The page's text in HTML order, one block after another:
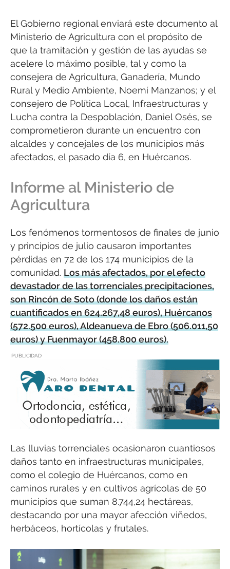
El Gobierno regional enviará este documento al
Ministerio de Agricultura con el propósito de
que la tramitación y gestión de las ayudas se
acelere lo máximo posible, tal y como la
consejera de Agricultura, Ganadería, Mundo
Rural y Medio Ambiente, Noemí Manzanos; y el
consejero de Política Local, Infraestructuras y
Lucha contra la Despoblación, Daniel Osés, se
comprometieron durante un encuentro con
alcaldes y concejales de los municipios más
afectados, el pasado día 6, en Huércanos.
Informe al Ministerio de
Agricultura
Los fenómenos tormentosos de finales de junio
y principios de julio causaron importantes
pérdidas en 72 de los 174 municipios de la
comunidad. Los más afectados, por el efecto
devastador de las torrenciales precipitaciones,
son Rincón de Soto (donde los daños están
cuantificados en 624.267,48 euros), Huércanos
(572.500 euros), Aldeanueva de Ebro (506.011,50
euros) y Fuenmayor (458.800 euros).
PUBLICIDAD
Las lluvias torrenciales ocasionaron cuantiosos
daños tanto en infraestructuras municipales,
como el colegio de Huércanos, como en
caminos rurales y en cultivos agrícolas de 50
municipios que suman 8.744,24 hectáreas,
destacando por una mayor afección viñedos,
herbáceos, hortícolas y frutales.